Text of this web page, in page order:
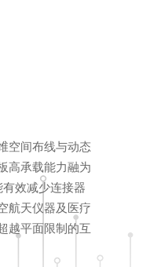
空间布线与动态
高承载能力融为
效减少连接器
航天仪器及医疗
越平面限制的互